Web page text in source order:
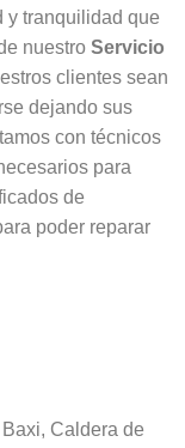
y tranquilidad que
nuestro Servicio
clientes sean
dejando sus
con técnicos
para
de
poder reparar
Caldera de